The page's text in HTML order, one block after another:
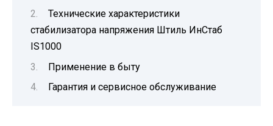
Технические характеристики
стабилизатора напряжения Штиль ИнСтаб
IS1000
Применение в быту
Гарантия и сервисное обслуживание